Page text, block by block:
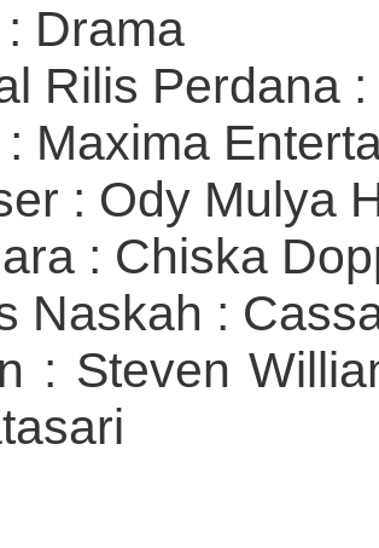
Drama
Rilis Perdana
Maxima
: Ody Mulya
: Chiska
Naskah :
: Steven